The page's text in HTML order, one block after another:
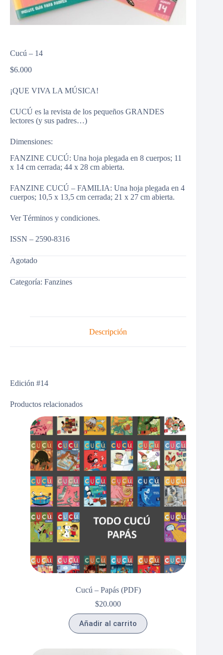
Cucú – 14
$6.000
¡QUE VIVA LA MÚSICA!
CUCÚ es la revista de los pequeños GRANDES
lectores (y sus padres…)
Dimensiones:
FANZINE CUCÚ: Una hoja plegada en 8 cuerpos; 11
x 14 cm cerrada; 44 x 28 cm abierta.
FANZINE CUCÚ – FAMILIA: Una hoja plegada en 4
cuerpos; 10,5 x 13,5 cm cerrada; 21 x 27 cm abierta.
VerTérminos y condiciones.
ISSN – 2590-8316
Agotado
Categoría: Fanzines
Descripción
Edición #14
Productos relacionados
Cucú – Papás (PDF)
$20.000
Añadir al carrito